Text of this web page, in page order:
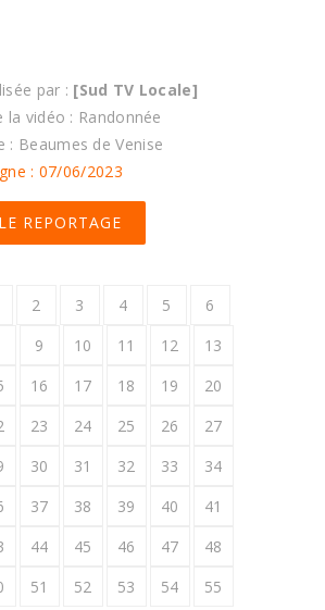
par : [Sud TV Locale]
la vidéo : Randonnée
: Beaumes de Venise
: 07/06/2023
REPORTAGE
2 3 4 5
6
9 10 11 12
13
16 17 18 19
20
23 24 25 26
27
30 31 32 33
34
37 38 39 40
41
44 45 46 47
48
51 52 53 54
55